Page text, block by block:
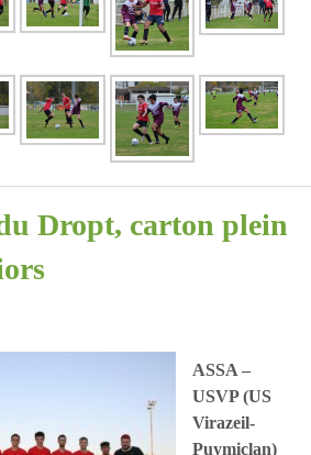
Dropt, carton plein
ASSA –
USVP (US
Virazeil-
Puymiclan)